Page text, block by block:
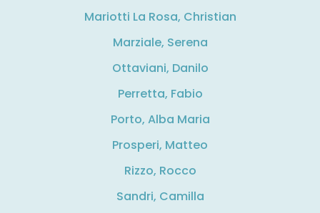
Mariotti La Rosa, Christian
Marziale, Serena
Ottaviani, Danilo
Perretta, Fabio
Porto, Alba Maria
Prosperi, Matteo
Rizzo, Rocco
Sandri, Camilla